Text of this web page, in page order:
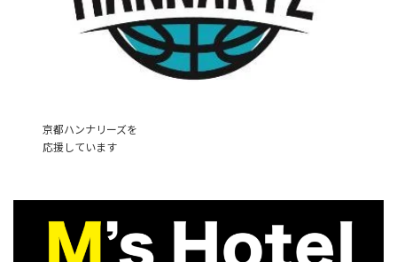
京都ハンナリーズを
応援しています